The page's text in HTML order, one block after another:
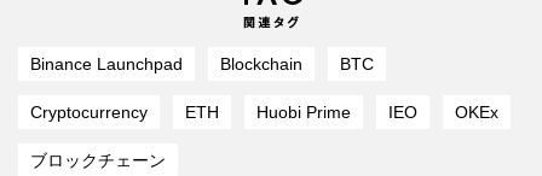
Binance Launchpad Blockchain BTC
Cryptocurrency ETH Huobi Prime IEO OKEx
ブロックチェーン